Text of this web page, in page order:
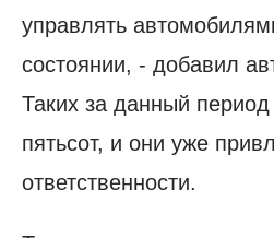
управлять
состоянии, - добавил
Таких за данный
пятьсот, и они уже
ответственности.